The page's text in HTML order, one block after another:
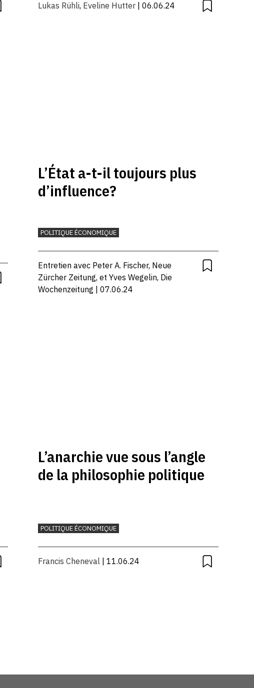
Lukas Rühli, Eveline Hutter | 06.06.24
L’État a-t-il toujours plus
d’influence?
POLITIQUE ÉCONOMIQUE
Entretien avec Peter A. Fischer, Neue
Zürcher Zeitung, et Yves Wegelin, Die
Wochenzeitung | 07.06.24
L’anarchie vue sous l’angle
de la philosophie politique
POLITIQUE ÉCONOMIQUE
Francis Cheneval | 11.06.24